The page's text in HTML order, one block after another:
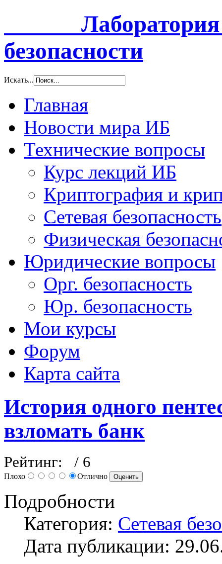
Лаборатория
безопасности
Искать...
Главная
Новости мира ИБ
Технические вопросы
Курс лекций ИБ
Криптография и
Сетевая безопасность
Физическая
Юридические вопросы
Орг. безопасность
Юр. безопасность
Мои курсы
Форум
Карта сайта
История одного
взломать банк
Рейтинг: / 6
Плохо Отлично
Подробности
Категория: Сетевая
Дата публикации: